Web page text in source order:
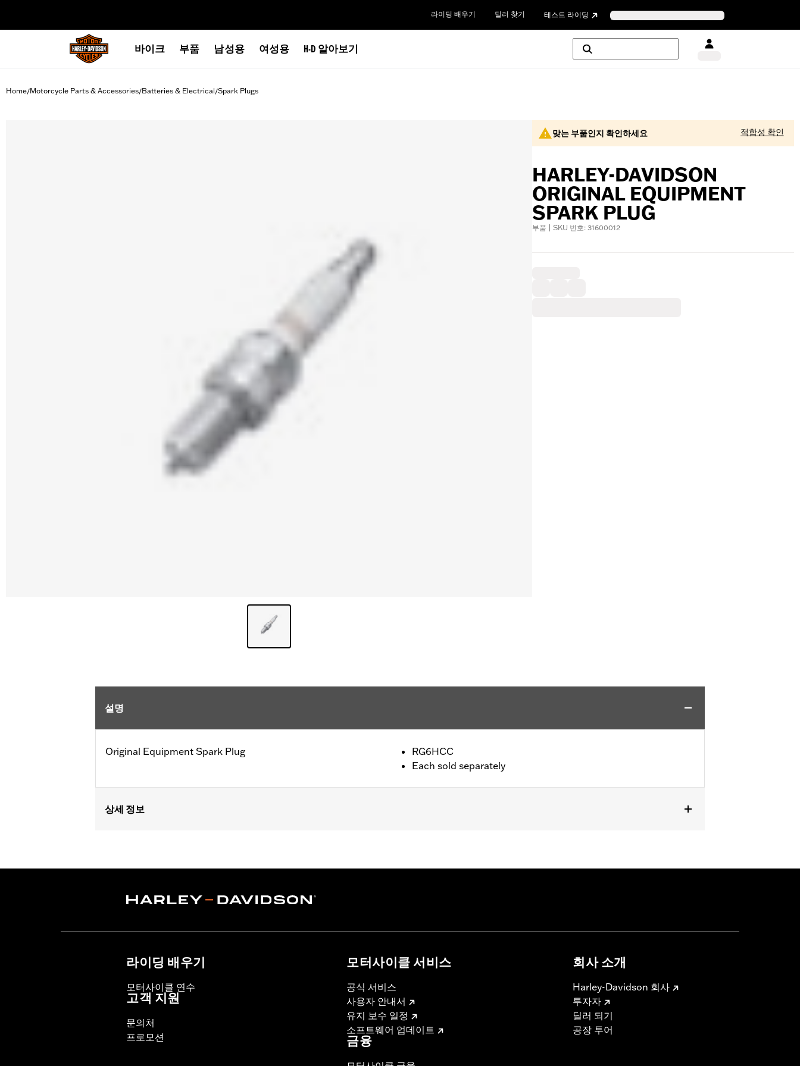
라이딩 배우기 딜러 찾기 테스트 라이딩
바이크 부품 남성용 여성용 H-D 알아보기
Home/Motorcycle Parts & Accessories/Batteries & Electrical/Spark Plugs
맞는 부품인지 확인하세요 적합성 확인
HARLEY-DAVIDSON
ORIGINAL EQUIPMENT
SPARK PLUG
부품 | SKU 번호: 31600012
설명
Original Equipment Spark Plug
RG6HCC
Each sold separately
상세 정보
In the Box:1 spark plug
라이딩 배우기
모터사이클 연수
고객 지원
문의처
프로모션
모터사이클 서비스
공식 서비스
사용자 안내서
유지 보수 일정
소프트웨어 업데이트
금융
회사 소개
Harley-Davidson 회사
투자자
딜러 되기
공장 투어